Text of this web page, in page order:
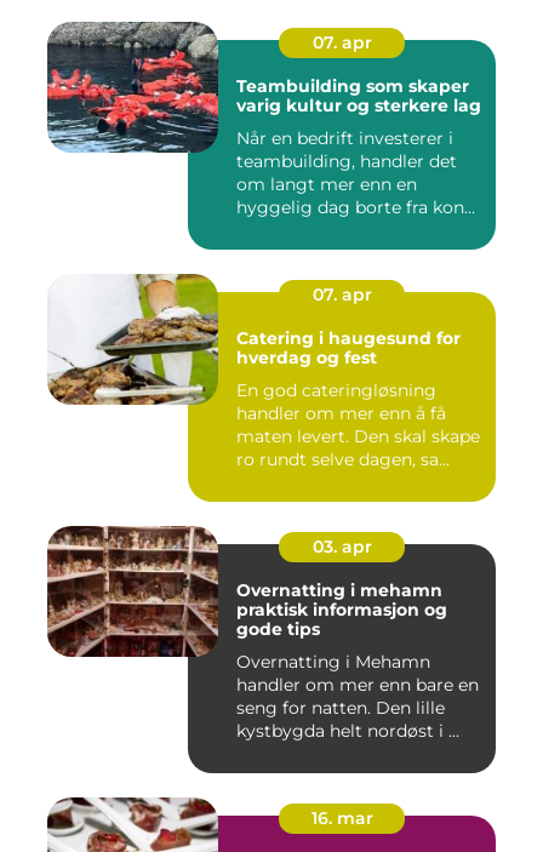
07. apr
Teambuilding som skaper
varig kultur og sterkere lag
Når en bedrift investerer i
teambuilding, handler det
om langt mer enn en
hyggelig dag borte fra kon...
07. apr
Catering i haugesund for
hverdag og fest
En god cateringløsning
handler om mer enn å få
maten levert. Den skal skape
ro rundt selve dagen, sa...
03. apr
Overnatting i mehamn
praktisk informasjon og
gode tips
Overnatting i Mehamn
handler om mer enn bare en
seng for natten. Den lille
kystbygda helt nordøst i ...
16. mar